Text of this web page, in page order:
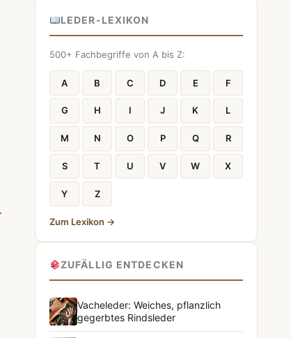
LEDER-LEXIKON
500+ Fachbegriffe von A bis Z:
A B C D E F
G H I J K L
M N O P Q R
S T U V W X
Y Z
Zum Lexikon →
ZUFÄLLIG ENTDECKEN
Vacheleder: Weiches, pflanzlich
gegerbtes Rindsleder